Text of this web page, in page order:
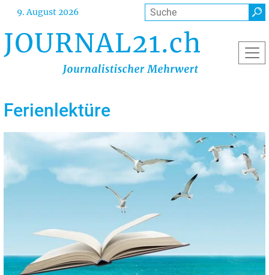
Direkt
Inhalt
9. August 2026 Suche
Ferienlektüre